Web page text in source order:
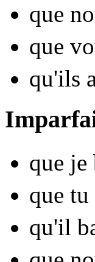
que
que
qu'ils
que je
que tu
qu'il